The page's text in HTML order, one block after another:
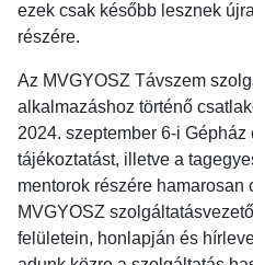
ezek csak később lesznek
részére.
Az MVGYOSZ Távszem
alkalmazáshoz történő
2024. szeptember 6-i Gépház
tájékoztatást, illetve a
mentorok részére hamarosan
MVGYOSZ
felületein, honlapján és